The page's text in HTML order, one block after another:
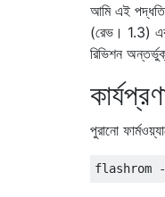
আমি এই
(রেভ। 1.3)
রিভিশন
পুরানো